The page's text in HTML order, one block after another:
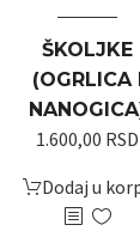
ŠKOLJKE
(OGRLICA I
1.600,00 RSD
Dodaj u